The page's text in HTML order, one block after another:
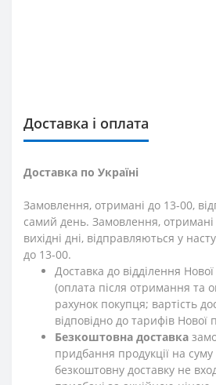
Доставка і оплата
Доставка по Україні
Замовлення, отримані до 13-00,
самий день. Замовлення, отримані
вихідні дні, відправляються у
до 13-00.
Доставка до відділення
(оплата після отримання та
рахунок покупця; вартість
відповідно до тарифів Нової
Безкоштовна доставка
придбання продукції на суму
безкоштовну доставку не